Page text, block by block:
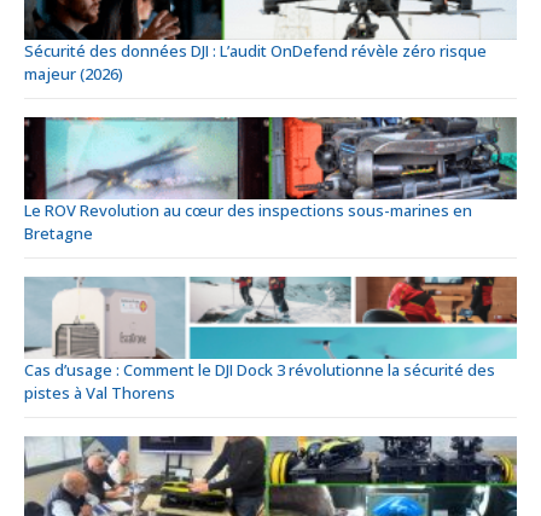
Sécurité des données DJI : L’audit OnDefend révèle zéro risque
majeur (2026)
Le ROV Revolution au cœur des inspections sous-marines en
Bretagne
Cas d’usage : Comment le DJI Dock 3 révolutionne la sécurité des
pistes à Val Thorens